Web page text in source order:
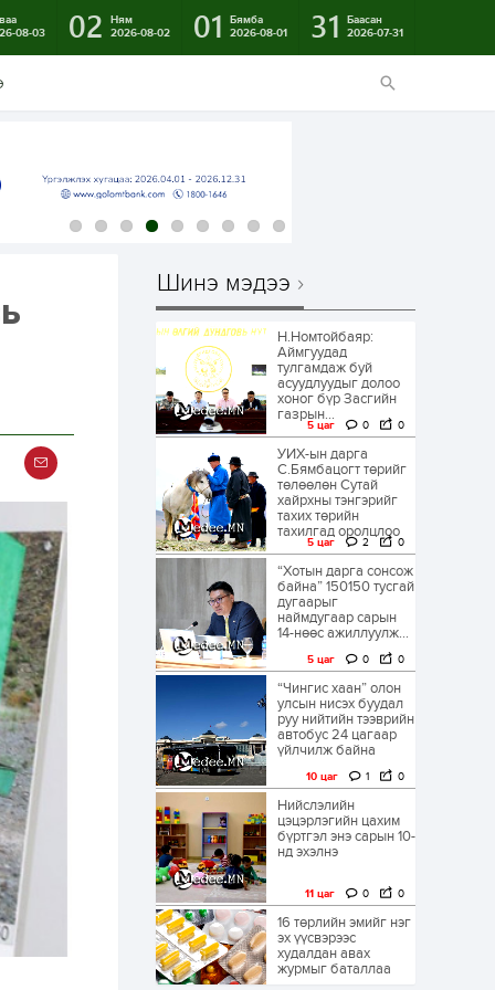
08-03
02
Ням
2026-08-02
01
Бямба
2026-08-01
31
Баасан
2026-07-31
Шинэ мэдээ
Н.Номтойбаяр:
Аймгуудад
тулгамдаж буй
асуудлуудыг долоо
хоног бүр Засгийн
газрын...
5 цаг 0 0
УИХ-ын дарга
С.Бямбацогт төрийг
төлөөлөн Сутай
хайрхны тэнгэрийг
тахих төрийн
тахилгад оролцлоо
5 цаг 2 0
“Хотын дарга сонсож
байна” 150150 тусгай
дугаарыг
наймдугаар сарын
14-нөөс ажиллуулж...
5 цаг 0 0
“Чингис хаан” олон
улсын нисэх буудал
руу нийтийн тээврийн
автобус 24 цагаар
үйлчилж байна
10 цаг 1 0
Нийслэлийн
цэцэрлэгийн цахим
бүртгэл энэ сарын 10-
нд эхэлнэ
11 цаг 0 0
16 төрлийн эмийг нэг
эх үүсвэрээс
худалдан авах
журмыг баталлаа